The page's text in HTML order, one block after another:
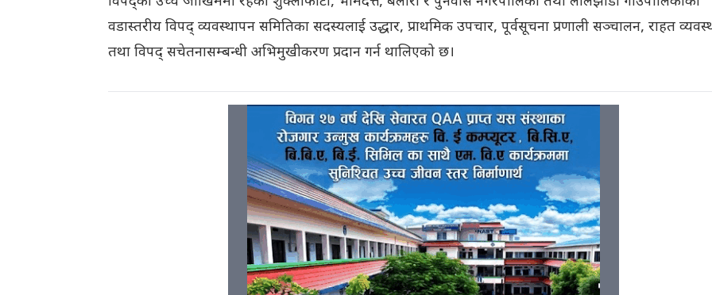
वडास्तरीय विपद् व्यवस्थापन समितिका सदस्यलाई उद्धार, प्राथमिक उपचार, पूर्वसूचना प्रणाली सञ्चालन, राहत
तथा विपद् सचेतनासम्बन्धी अभिमुखीकरण प्रदान गर्न थालिएको छ।